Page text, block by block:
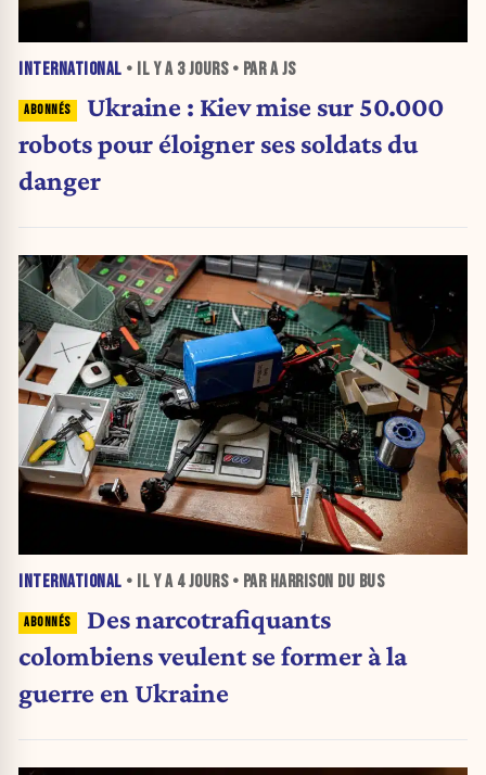
INTERNATIONAL • IL Y A 3 JOURS• PAR A JS
Ukraine : Kiev mise sur 50.000
robots pour éloigner ses soldats du
danger
INTERNATIONAL • IL Y A 4 JOURS• PAR HARRISON DU BUS
Des narcotrafiquants
colombiens veulent se former à la
guerre en Ukraine